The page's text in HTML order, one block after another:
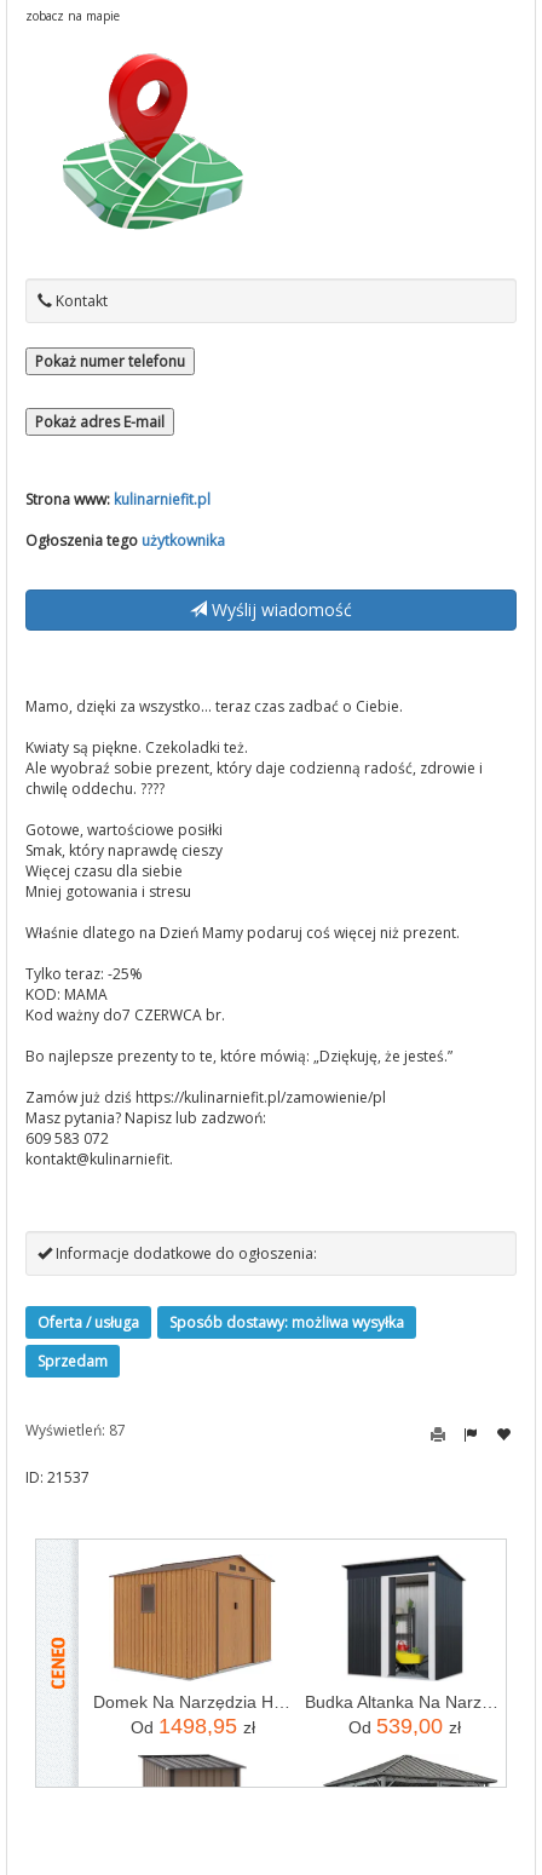
zobacz na mapie
Kontakt
Pokaż numer telefonu
Pokaż adres E-mail
Strona www: kulinarniefit.pl
Ogłoszenia tego użytkownika
Wyślij wiadomość
Mamo, dzięki za wszystko… teraz czas zadbać o Ciebie.
Kwiaty są piękne. Czekoladki też.
Ale wyobraź sobie prezent, który daje codzienną radość, zdrowie i
chwilę oddechu. ????
Gotowe, wartościowe posiłki
Smak, który naprawdę cieszy
Więcej czasu dla siebie
Mniej gotowania i stresu
Właśnie dlatego na Dzień Mamy podaruj coś więcej niż prezent.
Tylko teraz: -25%
KOD: MAMA
Kod ważny do7 CZERWCA br.
Bo najlepsze prezenty to te, które mówią: „Dziękuję, że jesteś.”
Zamów już dziś https://kulinarniefit.pl/zamowienie/pl
Masz pytania? Napisz lub zadzwoń:
609 583 072
kontakt@kulinarniefit.
Informacje dodatkowe do ogłoszenia:
Oferta / usługa
Sposób dostawy: możliwa wysyłka
Sprzedam
Wyświetleń: 87
ID: 21537